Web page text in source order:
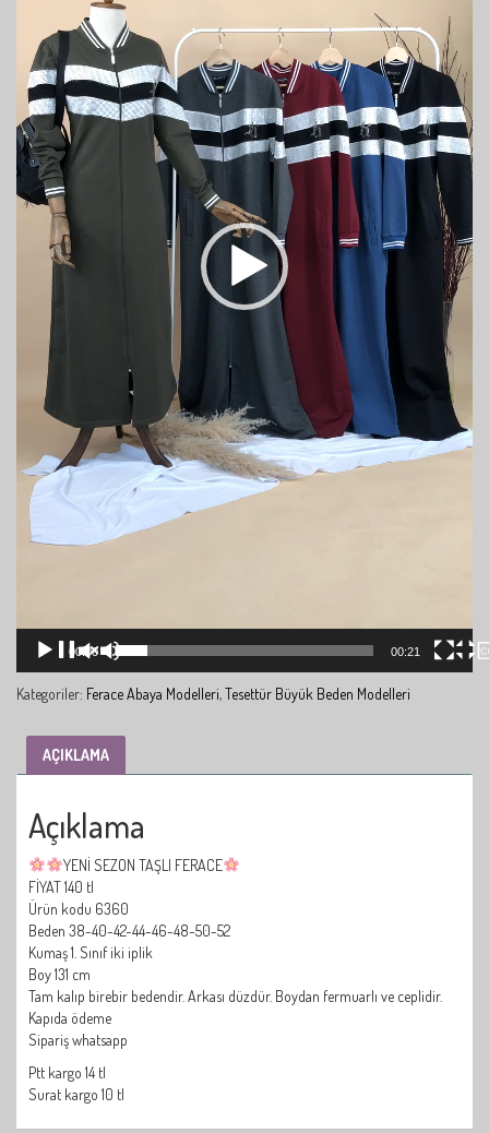
00:00 00:21
Kategoriler: Ferace Abaya Modelleri,Tesettür Büyük Beden Modelleri
AÇIKLAMA
Açıklama
YENİ SEZON TAŞLI FERACE
FİYAT 140 tl
Ürün kodu 6360
Beden 38-40-42-44-46-48-50-52
Kumaş 1. Sınıf iki iplik
Boy 131 cm
Tam kalıp birebir bedendir. Arkası düzdür. Boydan fermuarlı ve ceplidir.
Kapıda ödeme
Sipariş whatsapp
Ptt kargo 14 tl
Surat kargo 10 tl